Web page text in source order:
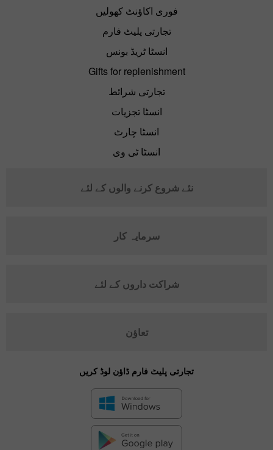
فوری اکاؤنٹ کھولیں
تجارتی پلیٹ فارم
انسٹا ٹریڈ بونس
Gifts for replenishment
تجارتی شرائط
انسٹا تجزیات
انسٹا چارٹ
انسٹا ٹی وی
نئے شروع کرنے والوں کے لئے
سرمایہ کار
شراکت داروں کے لئے
تعاؤن
تجارتی پلیٹ فارم ڈاؤن لوڈ کریں